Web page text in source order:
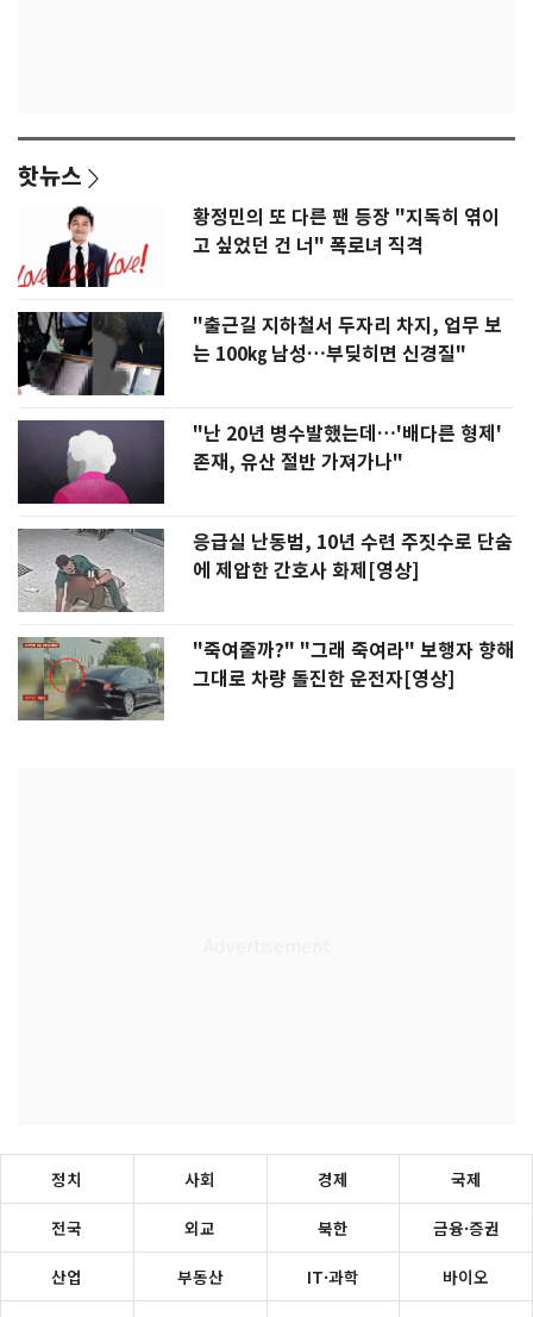
핫뉴스
황정민의 또 다른 팬 등장 "지독히 엮이
고 싶었던 건 너" 폭로녀 직격
"출근길 지하철서 두자리 차지, 업무 보
는 100㎏ 남성…부딪히면 신경질"
"난 20년 병수발했는데…'배다른 형제'
존재, 유산 절반 가져가나"
응급실 난동범, 10년 수련 주짓수로 단숨
에 제압한 간호사 화제[영상]
"죽여줄까?" "그래 죽여라" 보행자 향해
그대로 차량 돌진한 운전자[영상]
정치 사회 경제 국제
전국 외교 북한 금융·증권
산업 부동산 IT·과학 바이오